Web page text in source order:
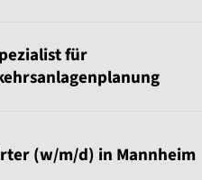
für
(w/m/d) in Mannheim